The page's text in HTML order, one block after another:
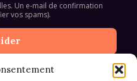
Un e-mail de confirmation
vos spams).